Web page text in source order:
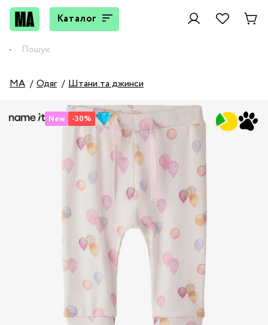
Каталог
MA Одяг Штани та джинси
New -30%